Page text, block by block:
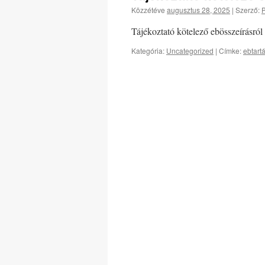
Közzétéve augusztus 28, 2025 | Szerző:
Tájékoztató kötelező
Kategória: Uncategorized | Címke: